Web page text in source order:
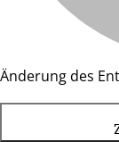
Änderung des